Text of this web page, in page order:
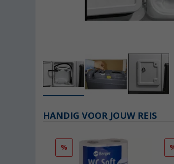
HANDIG VOOR JOUW REIS
%